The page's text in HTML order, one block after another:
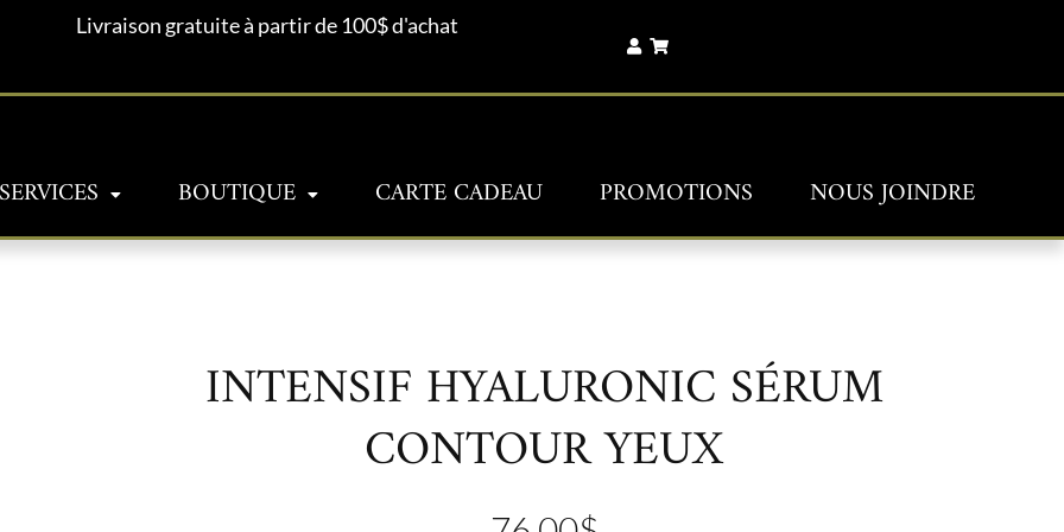
Livraison gratuite à partir de 100$ d'achat
BOUTIQUE CARTE CADEAU PROMOTIONS NOUS JOINDRE
INTENSIF HYALURONIC SÉRUM
CONTOUR YEUX